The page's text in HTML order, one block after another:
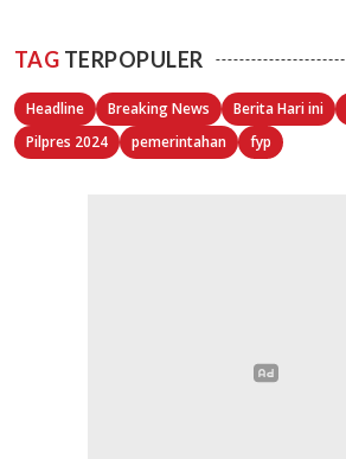
TAG TERPOPULER
Headline Breaking News Berita Hari ini
Pilpres 2024
pemerintahan fyp